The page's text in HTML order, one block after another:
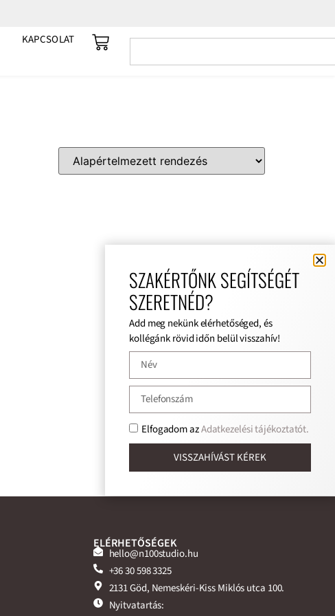
KAPCSOLAT
ELÉRHETŐSÉGEK
hello@n100studio.hu
+36 30 598 3325
2131 Göd, Nemeskéri-Kiss Miklós utca 100.
Nyitvatartás:
SZAKÉRTŐNK SEGÍTSÉGÉT
SZERETNÉD?
Add meg nekünk elérhetőséged, és
kollégánk rövid időn belül visszahív!
Elfogadom azAdatkezelési tájékoztatót.
VISSZAHÍVÁST KÉREK